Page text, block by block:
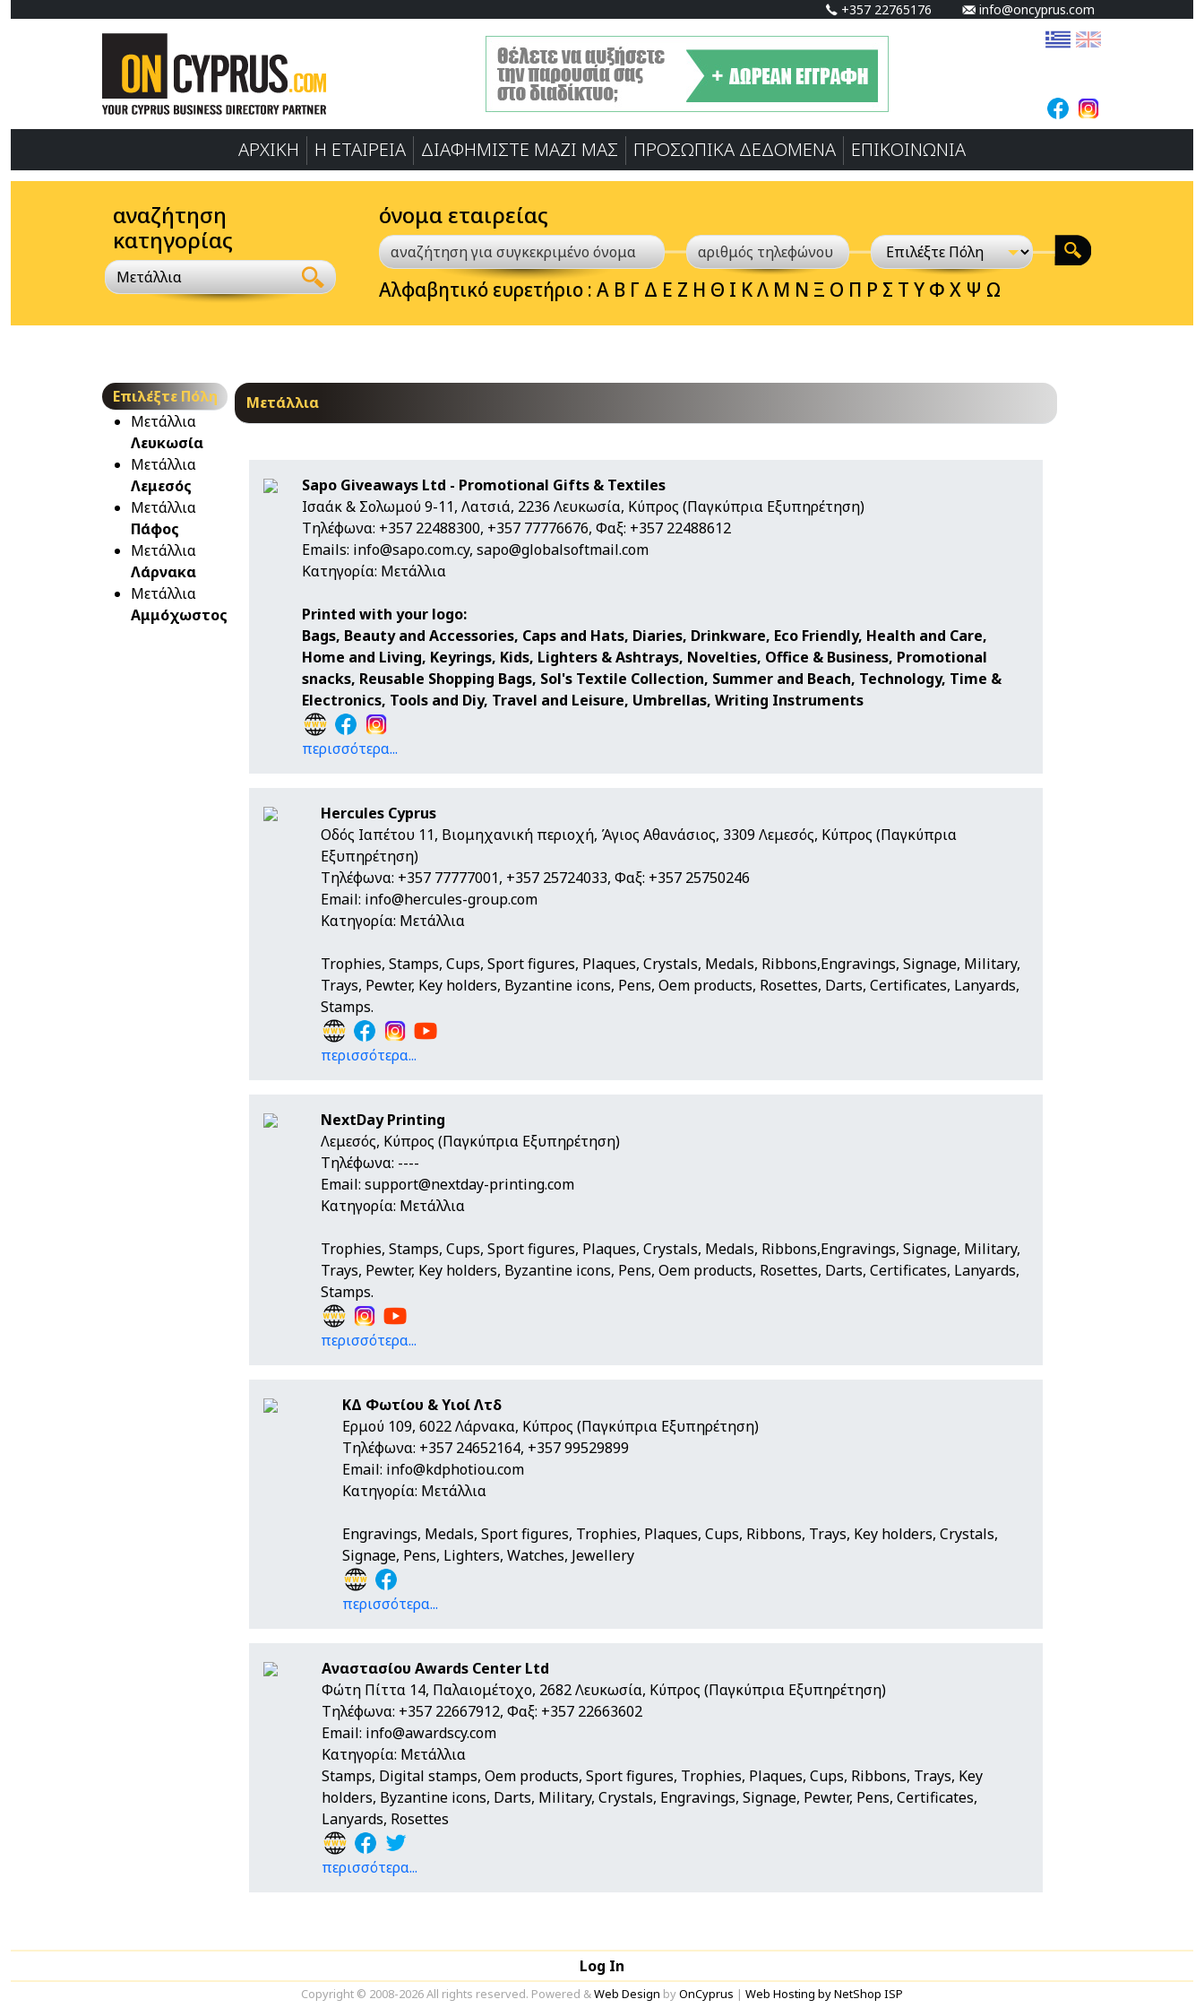
+357 22765176 info@oncyprus.com
ΑΡΧΙΚΗ Η ΕΤΑΙΡΕΙΑ ΔΙΑΦΗΜΙΣΤΕ ΜΑΖΙ ΜΑΣ ΠΡΟΣΩΠΙΚA ΔΕΔΟΜΕΝA ΕΠΙΚΟΙΝΩΝΙΑ
αναζήτηση
κατηγορίας
Μετάλλια
όνομα εταιρείας
Αλφαβητικό ευρετήριο : Α Β Γ Δ Ε Ζ Η Θ Ι ΚΛ Μ Ν Ξ Ο Π Ρ Σ Τ Υ Φ Χ Ψ Ω
Επιλέξτε Πόλη
Μετάλλια
Λευκωσία
Μετάλλια
Λεμεσός
Μετάλλια
Πάφος
Μετάλλια
Λάρνακα
Μετάλλια
Αμμόχωστος
Μετάλλια
Sapo Giveaways Ltd - Promotional Gifts & Textiles
Ισαάκ & Σολωμού 9-11, Λατσιά, 2236 Λευκωσία, Κύπρος (Παγκύπρια Εξυπηρέτηση)
Τηλέφωνα: +357 22488300, +357 77776676, Φαξ: +357 22488612
Emails: info@sapo.com.cy,sapo@globalsoftmail.com
Κατηγορία: Μετάλλια
Printed with your logo:
Bags, Beauty and Accessories, Caps and Hats, Diaries, Drinkware, Eco Friendly, Health and Care,
Home and Living, Keyrings, Kids, Lighters & Ashtrays, Novelties, Office & Business, Promotional
snacks, Reusable Shopping Bags, Sol's Textile Collection, Summer and Beach, Technology, Time &
Electronics, Tools and Diy, Travel and Leisure, Umbrellas, Writing Instruments
περισσότερα...
Hercules Cyprus
Οδός Ιαπέτου 11, Βιομηχανική περιοχή, Άγιος Αθανάσιος, 3309 Λεμεσός, Κύπρος (Παγκύπρια
Εξυπηρέτηση)
Τηλέφωνα: +357 77777001, +357 25724033, Φαξ: +357 25750246
Email: info@hercules-group.com
Κατηγορία: Μετάλλια
Trophies, Stamps, Cups, Sport figures, Plaques, Crystals, Medals, Ribbons,Engravings, Signage, Military,
Trays, Pewter, Key holders, Byzantine icons, Pens, Oem products, Rosettes, Darts, Certificates, Lanyards,
Stamps.
περισσότερα...
NextDay Printing
Λεμεσός, Κύπρος (Παγκύπρια Εξυπηρέτηση)
Τηλέφωνα: ----
Email:support@nextday-printing.com
Κατηγορία: Μετάλλια
Trophies, Stamps, Cups, Sport figures, Plaques, Crystals, Medals, Ribbons,Engravings, Signage, Military,
Trays, Pewter, Key holders, Byzantine icons, Pens, Oem products, Rosettes, Darts, Certificates, Lanyards,
Stamps.
περισσότερα...
ΚΔ Φωτίου & Υιοί Λτδ
Ερμού 109, 6022 Λάρνακα, Κύπρος (Παγκύπρια Εξυπηρέτηση)
Τηλέφωνα: +357 24652164, +357 99529899
Email: info@kdphotiou.com
Κατηγορία: Μετάλλια
Engravings, Medals, Sport figures, Trophies, Plaques, Cups, Ribbons, Trays, Key holders, Crystals,
Signage, Pens, Lighters, Watches, Jewellery
περισσότερα...
Αναστασίου Awards Center Ltd
Φώτη Πίττα 14, Παλαιομέτοχο, 2682 Λευκωσία, Κύπρος (Παγκύπρια Εξυπηρέτηση)
Τηλέφωνα: +357 22667912, Φαξ: +357 22663602
Email: info@awardscy.com
Κατηγορία: Μετάλλια
Stamps, Digital stamps, Oem products, Sport figures, Trophies, Plaques, Cups, Ribbons, Trays, Key
holders, Byzantine icons, Darts, Military, Crystals, Engravings, Signage, Pewter, Pens, Certificates,
Lanyards, Rosettes
περισσότερα...
Log In
Copyright © 2008-2026 All rights reserved. Powered &Web Design byOnCyprus | Web Hosting by NetShop ISP